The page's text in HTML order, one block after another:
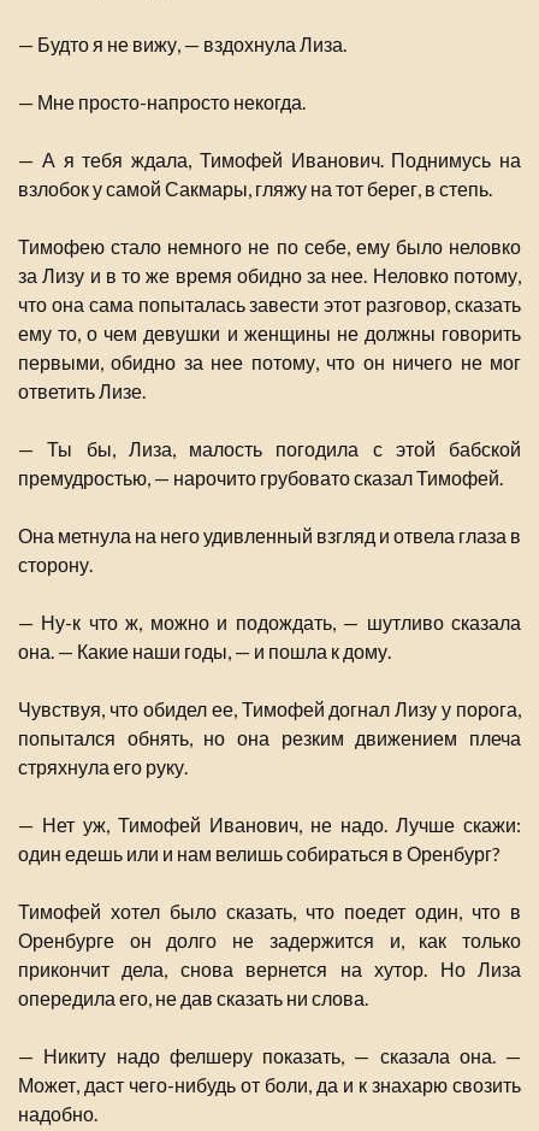
— Будто я не вижу, — вздохнула Лиза.
— Мне просто-напросто некогда.
— А я тебя ждала, Тимофей Иванович. Поднимусь на
взлобок у самой Сакмары, гляжу на тот берег, в степь.
Тимофею стало немного не по себе, ему было неловко
за Лизу и в то же время обидно за нее. Неловко потому,
что она сама попыталась завести этот разговор, сказать
ему то, о чем девушки и женщины не должны говорить
первыми, обидно за нее потому, что он ничего не мог
ответить Лизе.
— Ты бы, Лиза, малость погодила с этой бабской
премудростью, — нарочито грубовато сказал Тимофей.
Она метнула на него удивленный взгляд и отвела глаза в
сторону.
— Ну-к что ж, можно и подождать, — шутливо сказала
она. — Какие наши годы, — и пошла к дому.
Чувствуя, что обидел ее, Тимофей догнал Лизу у порога,
попытался обнять, но она резким движением плеча
стряхнула его руку.
— Нет уж, Тимофей Иванович, не надо. Лучше скажи:
один едешь или и нам велишь собираться в Оренбург?
Тимофей хотел было сказать, что поедет один, что в
Оренбурге он долго не задержится и, как только
прикончит дела, снова вернется на хутор. Но Лиза
опередила его, не дав сказать ни слова.
— Никиту надо фелшеру показать, — сказала она. —
Может, даст чего-нибудь от боли, да и к знахарю свозить
надобно.